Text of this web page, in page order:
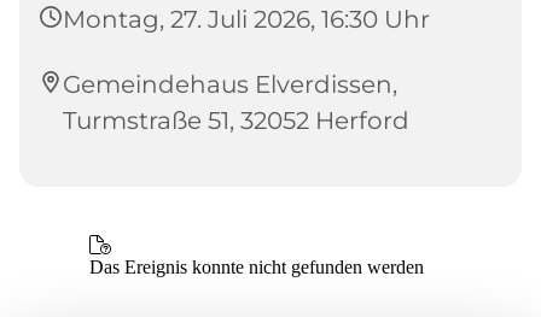
Montag, 27. Juli 2026, 16:30 Uhr
Gemeindehaus Elverdissen,
Turmstraße 51, 32052 Herford